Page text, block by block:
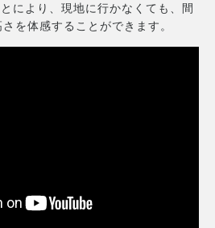
により、現地に行かなくても、間
を体感することができます。